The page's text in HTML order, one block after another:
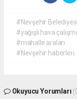
#Nevşehir Belediyesi
#yağışlı hava
#mahalle araları
#Nevşehir haberleri
Okuyucu Yorumları